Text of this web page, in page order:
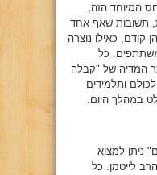
המיוחד הזה,
תשובות שאף אחד
כאילו נוצרה
כל
המדיה של "קבלה
ותלמידים
במהלך היום.
ניתן למצוא
עם הרב לייטמן. כל